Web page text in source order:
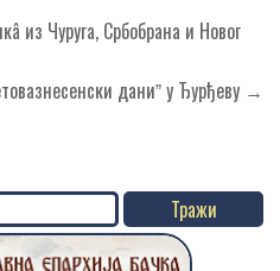
из Чуруга, Србобрана и Новог
даниˮ у Ђурђеву →